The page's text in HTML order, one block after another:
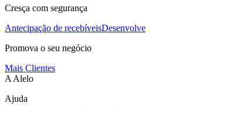
Cresça com segurança
Antecipação de recebíveisDesenvolve
Promova o seu negócio
Mais Clientes
A Alelo
Ajuda